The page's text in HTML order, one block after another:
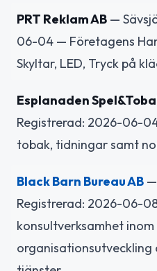
PRT Reklam AB —
06-04 — Företagens
Skyltar, LED, Tryck på
Esplanaden
Registrerad: 2026-06-
tobak, tidningar samt
Black Barn Bureau AB —
Registrerad: 2026-06-
konsultverksamhet